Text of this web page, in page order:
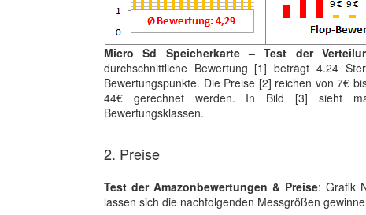
Micro Sd Speicherkarte – Test der
durchschnittliche Bewertung [1] beträgt 4.24
Bewertungspunkte. Die Preise [2] reichen von 7€
44€ gerechnet werden. In Bild [3] sieht
Bewertungsklassen.
2. Preise
Test der Amazonbewertungen & Preise: Grafik
lassen sich die nachfolgenden Messgrößen